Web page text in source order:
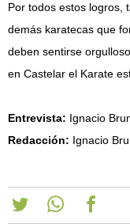
Por todos estos logros,
demás karatecas que
deben sentirse
en Castelar el Karate
Entrevista: Ignacio
Redacción: Ignacio